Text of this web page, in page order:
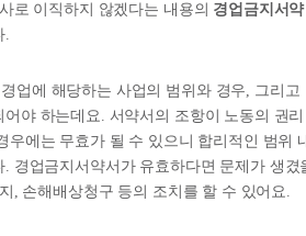
로 이직하지 않겠다는 내용의 경업금지서약
.
업에 해당하는 사업의 범위와 경우, 그리고
야 하는데요. 서약서의 조항이 노동의 권리
우에는 무효가 될 수 있으니 합리적인 범위
경업금지서약서가 유효하다면 문제가 생겼
, 손해배상청구 등의 조치를 할 수 있어요.